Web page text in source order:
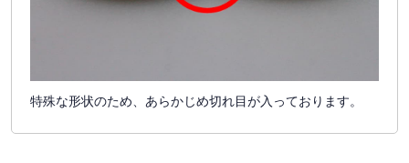
特殊な形状のため、あらかじめ切れ目が入っております。